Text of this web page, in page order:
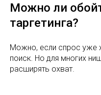
Можно ли
таргетинга?
Можно, если спрос уже
поиск. Но для многих
расширять охват.
Главная
Услуги